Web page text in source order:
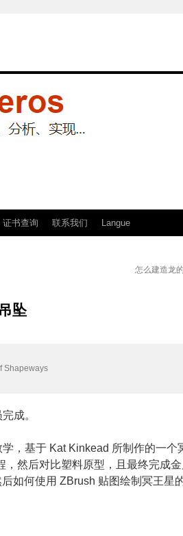
证书查询 联系我们 Langue
怎么建造龙
坠
Shapeways
成。
，基于 Kat Kinkead 所制作的一个
然后对比塑料原型，且最终完成金
如何使用 ZBrush 贴图绘制冥王星